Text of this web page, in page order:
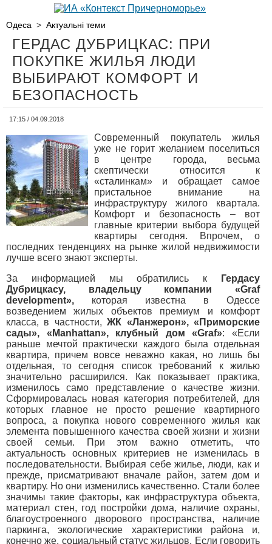
Одеса > Актуальні теми
ГЕРДАС ДУБРИЦКАС: ПРИ
ПОКУПКЕ ЖИЛЬЯ ЛЮДИ
ВЫБИРАЮТ КОМФОРТ И
БЕЗОПАСНОСТЬ
17:15 / 04.09.2018
Современный покупатель жилья
уже не горит желанием поселиться
в центре города, весьма
скептически относится к
«сталинкам» и обращает самое
пристальное внимание на
инфраструктуру жилого квартала.
Комфорт и безопасность – вот
главные критерии выбора будущей
квартиры сегодня. Впрочем, о
последних тенденциях на рынке жилой недвижимости
лучше всего знают эксперты.
За информацией мы обратились к Гердасу
Дубрицкасу, владельцу компании «Graf
development», которая известна в Одессе
возведением жилых объектов премиум и комфорт
класса, в частности,ЖК «Ланжерон», «Приморские
сады», «Manhattan», клубный дом «Graf»: «Если
раньше мечтой практически каждого была отдельная
квартира, причем вовсе неважно какая, но лишь бы
отдельная, то сегодня список требований к жилью
значительно расширился. Как показывает практика,
изменилось само представление о качестве жизни.
Сформировалась новая категория потребителей, для
которых главное не просто решение квартирного
вопроса, а покупка нового современного жилья как
элемента повышенного качества своей жизни и жизни
своей семьи. При этом важно отметить, что
актуальность основных критериев не изменилась в
последовательности. Выбирая себе жилье, люди, как и
прежде, присматривают вначале район, затем дом и
квартиру. Но они изменились качественно. Стали более
значимы такие факторы, как инфраструктура объекта,
материал стен, год постройки дома, наличие охраны,
благоустроенного дворового пространства, наличие
паркинга, экологические характеристики района и,
конечно же, социальный статус жильцов. Если говорить